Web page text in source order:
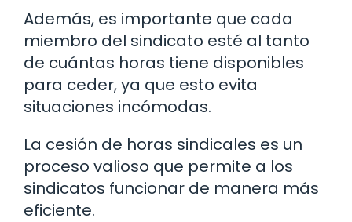
Además, es importante que cada
miembro del sindicato esté al tanto
de cuántas horas tiene disponibles
para ceder, ya que esto evita
situaciones incómodas.
La cesión de horas sindicales es un
proceso valioso que permite a los
sindicatos funcionar de manera más
eficiente.